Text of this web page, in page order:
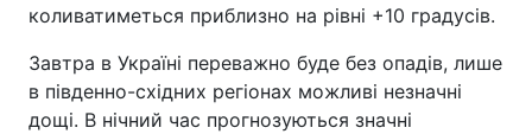
коливатиметься приблизно на рівні +10 градусів.
Завтра в Україні переважно буде без опадів, лише
в південно-східних регіонах можливі незначні
дощі. В нічний час прогнозуються значні